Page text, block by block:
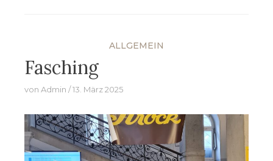
ALLGEMEIN
Fasching
von Admin 13. März 2025